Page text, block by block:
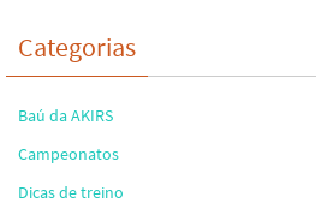
Categorias
Baú da AKIRS
Campeonatos
Dicas de treino